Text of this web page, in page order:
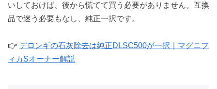
いしておけば、後から慌てて買う必要がありません。互換
品で迷う必要もなし、純正一択です。
👉 デロンギの石灰除去は純正DLSC500が一択｜マグニフ
ィカSオーナー解説